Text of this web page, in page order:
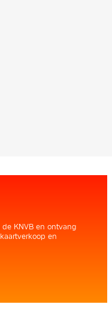
KNVB en ontvang
en